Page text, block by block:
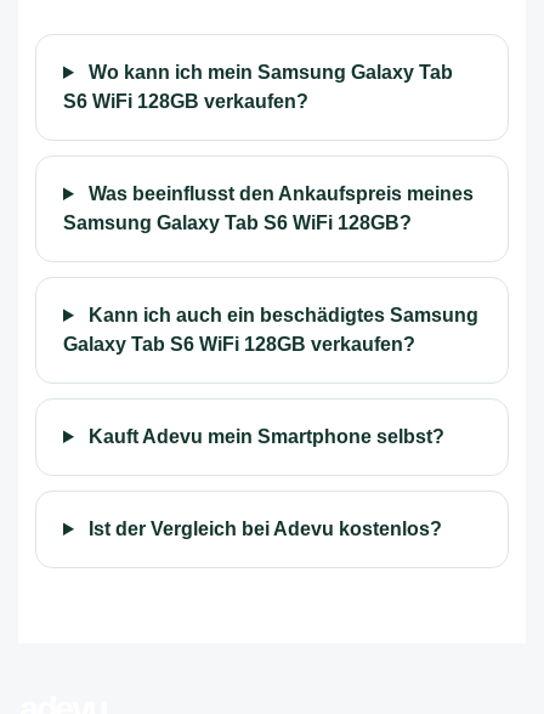
Wo kann ich mein Samsung Galaxy Tab
S6 WiFi 128GB verkaufen?
Was beeinflusst den Ankaufspreis meines
Samsung Galaxy Tab S6 WiFi 128GB?
Kann ich auch ein beschädigtes Samsung
Galaxy Tab S6 WiFi 128GB verkaufen?
Kauft Adevu mein Smartphone selbst?
Ist der Vergleich bei Adevu kostenlos?